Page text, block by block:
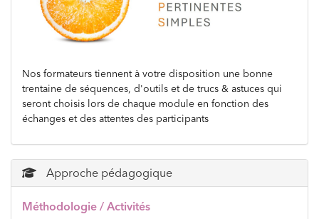
Nos formateurs tiennent à votre disposition une bonne
trentaine de séquences, d'outils et de trucs & astuces qui
seront choisis lors de chaque module en fonction des
échanges et des attentes des participants
Approche pédagogique
Méthodologie / Activités